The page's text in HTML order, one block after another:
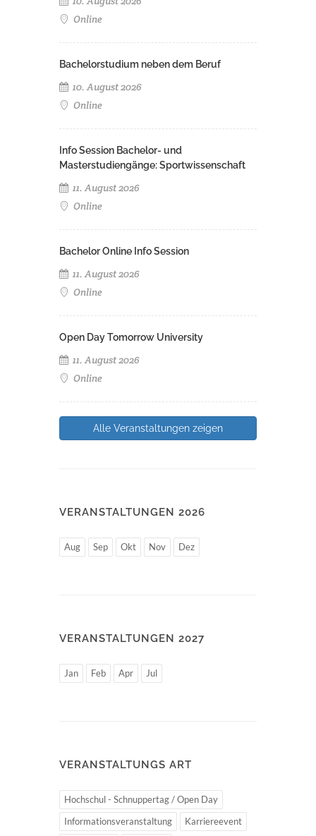
Online
Bachelorstudium neben dem Beruf
10. August 2026
Online
Info Session Bachelor- und
Masterstudiengänge: Sportwissenschaft
11. August 2026
Online
Bachelor Online Info Session
11. August 2026
Online
Open Day Tomorrow University
11. August 2026
Online
Alle Veranstaltungen zeigen
VERANSTALTUNGEN 2026
Aug Sep Okt Nov Dez
VERANSTALTUNGEN 2027
Jan Feb Apr Jul
VERANSTALTUNGS ART
Hochschul - Schnuppertag / Open Day
Informationsveranstaltung
Karriereevent